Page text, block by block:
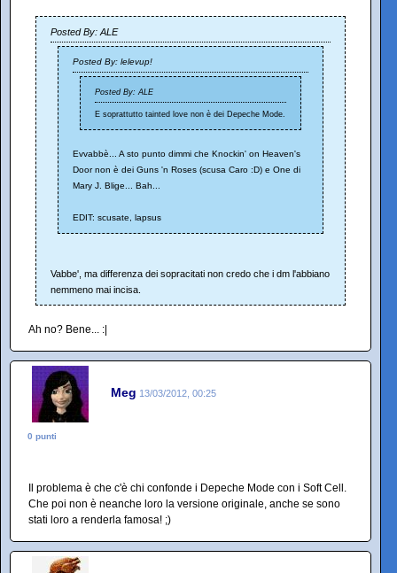
Posted By: ALE
Posted By: lelevup!
Posted By: ALE
E soprattutto tainted love non è dei Depeche Mode.
Evvabbè... A sto punto dimmi che Knockin' on Heaven's
Door non è dei Guns 'n Roses (scusa Caro :D) e One di
Mary J. Blige... Bah...
EDIT: scusate, lapsus
Vabbe', ma differenza dei sopracitati non credo che i dm l'abbiano
nemmeno mai incisa.
Ah no? Bene... :|
Meg 13/03/2012, 00:25
0 punti
Il problema è che c'è chi confonde i Depeche Mode con i Soft Cell.
Che poi non è neanche loro la versione originale, anche se sono
stati loro a renderla famosa! ;)